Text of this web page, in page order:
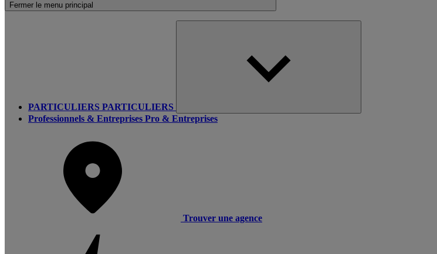
Fermer le menu principal
PARTICULIERS PARTICULIERS
Professionnels & Entreprises Pro & Entreprises
Trouver une agence